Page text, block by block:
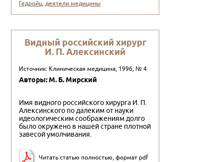
Гедройц,деятели медицины
Видный российский хирург
И. П. Алексинский
Источник: Клиническая медицина, 1996, № 4
Авторы: М. Б. Мирский
Имя видного российского хирурга И. П.
Алексинского по да­леким от науки
идеологическим соображениям долго
было ок­ружено в нашей стране плотной
завесой умолчивания.
Читать статью полностью, формат pdf